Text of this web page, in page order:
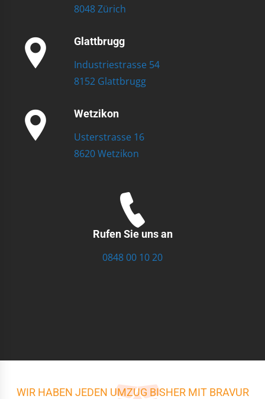
8048 Zürich
Glattbrugg
Industriestrasse 54
8152 Glattbrugg
Wetzikon
Usterstrasse 16
8620 Wetzikon
Rufen Sie uns an
0848 00 10 20
WIR HABEN JEDEN UMZUG BISHER MIT BRAVUR